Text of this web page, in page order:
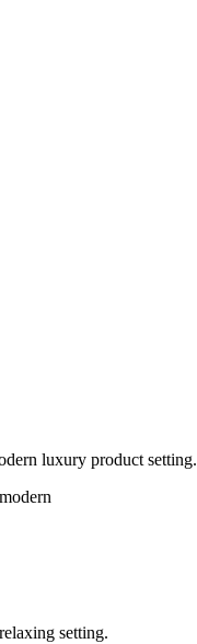
luxury product setting.
modern
setting.